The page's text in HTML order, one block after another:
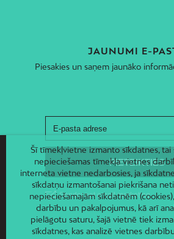
JAUNUMI E-
Piesakies un saņem jaunāko
Šī tīmekļvietne izmanto sīkdatnes, tai
nepieciešamas tīmekļa vietnes
interneta vietne nedarbosies, ja
sīkdatņu izmantošanai piekrišana
nepieciešamajām sīkdatnēm
darbību un pakalpojumus, kā arī
pielāgotu saturu, šajā vietnē tiek
sīkdatnes, kas analizē vietnes